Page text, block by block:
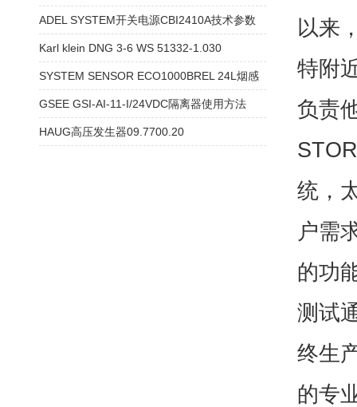
以来
特附
负责
统，
户需
的功
测试
终生
的专
ADEL SYSTEM开关电源CBI2410A技术参数
Karl klein DNG 3-6 WS 51332-1.030
SYSTEM SENSOR ECO1000BREL 24L烟感
GSEE GSI-AI-11-I/24VDC隔离器使用方法
HAUG高压发生器09.7700.20